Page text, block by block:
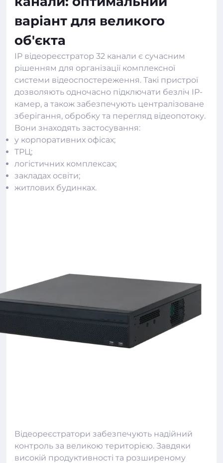
варіант для великого
об'єкта
IP відеореєстратор 32 канали є сучасним
рішенням для організації комплексної
системи відеоспостереження. Такі пристрої
дозволяють одночасно підключати безліч IP-
камер, а також забезпечують централізоване
зберігання, обробку та перегляд відеопотоку.
Вони знаходять застосування:
у корпоративних офісах;
ТРЦ;
логістичних комплексах;
закладах освіти;
житлових будинках.
Відеореєстратори забезпечують надійний
контроль за великою територією. Завдяки
високій продуктивності та розширеному